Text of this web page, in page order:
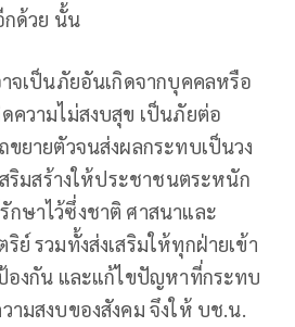
กด้วย นั้น
จเป็นภัยอันเกิดจากบุคคลหรือ
ความไม่สงบสุข เป็นภัยต่อ
ขยายตัวจนส่งผลกระทบเป็นวง
ริมสร้างให้ประชาชนตระหนัก
ษาไว้ซึ่งชาติ ศาสนาและ
รวมทั้งส่งเสริมให้ทุกฝ่ายเข้า
องกัน และแก้ไขปัญหาที่กระทบ
ามสงบของสังคม จึงให้ บช.น.